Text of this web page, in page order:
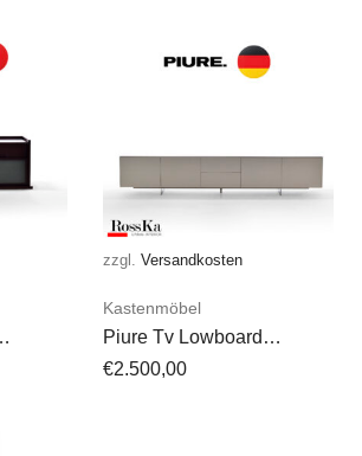
zzgl. Versandkosten
Kastenmöbel
Piure Tv Lowboard
Sideboard
€2.500,00